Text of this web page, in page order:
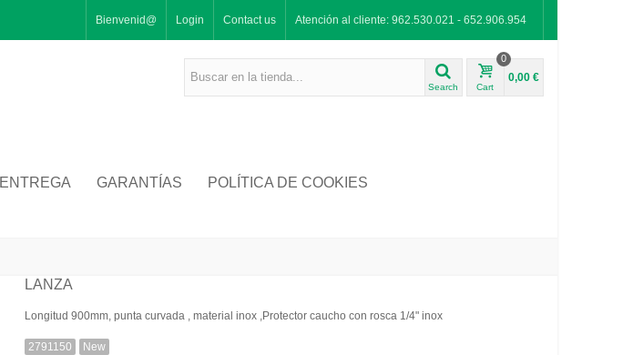
Atención al cliente: 962.530.021 - 652.906.954
Contact us
Bienvenid@ Login
Search Cart
0
0,00 €
ENTREGA GARANTÍAS
POLÍTICA DE COOKIES
LANZA
Longitud 900mm, punta curvada , material inox ,Protector caucho con rosca 1/4" inox
2791150 New